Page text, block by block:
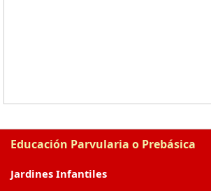
Educación Parvularia o Prebásica
Jardines Infantiles